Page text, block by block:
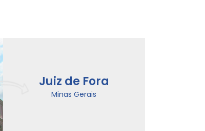
Juiz de Fora
Minas Gerais